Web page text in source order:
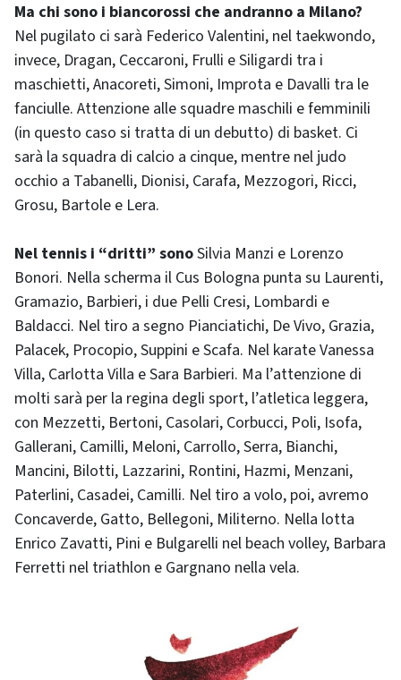
Ma chi sono i biancorossi che andranno a Milano?
Nel pugilato ci sarà Federico Valentini, nel taekwondo,
invece, Dragan, Ceccaroni, Frulli e Siligardi tra i
maschietti, Anacoreti, Simoni, Improta e Davalli tra le
fanciulle. Attenzione alle squadre maschili e femminili
(in questo caso si tratta di un debutto) di basket. Ci
sarà la squadra di calcio a cinque, mentre nel judo
occhio a Tabanelli, Dionisi, Carafa, Mezzogori, Ricci,
Grosu, Bartole e Lera.
Nel tennis i “dritti” sonoSilvia Manzi e Lorenzo
Bonori. Nella scherma il Cus Bologna punta su Laurenti,
Gramazio, Barbieri, i due Pelli Cresi, Lombardi e
Baldacci. Nel tiro a segno Pianciatichi, De Vivo, Grazia,
Palacek, Procopio, Suppini e Scafa. Nel karate Vanessa
Villa, Carlotta Villa e Sara Barbieri. Ma l’attenzione di
molti sarà per la regina degli sport, l’atletica leggera,
con Mezzetti, Bertoni, Casolari, Corbucci, Poli, Isofa,
Gallerani, Camilli, Meloni, Carrollo, Serra, Bianchi,
Mancini, Bilotti, Lazzarini, Rontini, Hazmi, Menzani,
Paterlini, Casadei, Camilli. Nel tiro a volo, poi, avremo
Concaverde, Gatto, Bellegoni, Militerno. Nella lotta
Enrico Zavatti, Pini e Bulgarelli nel beach volley, Barbara
Ferretti nel triathlon e Gargnano nella vela.